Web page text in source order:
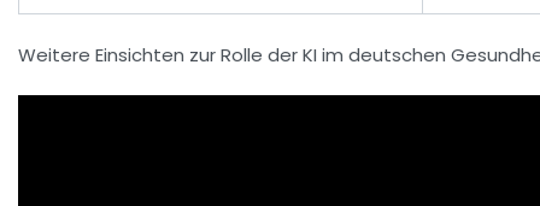
Weitere Einsichten zur Rolle der KI im deutschen